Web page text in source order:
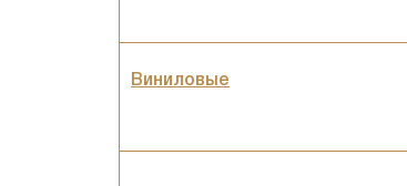
Виниловые